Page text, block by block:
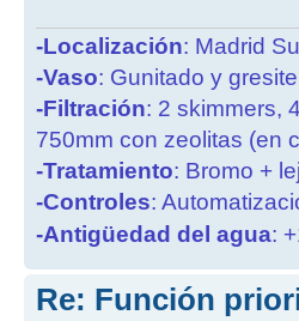
-Localización: Madrid
-Vaso: Gunitado y
-Filtración: 2 skimmers,
750mm con zeolitas (en
-Tratamiento: Bromo +
-Controles:
-Antigüedad del agua:
Re: Función